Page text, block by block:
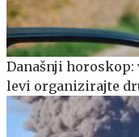
Današnji horoskop:
levi organizirajte